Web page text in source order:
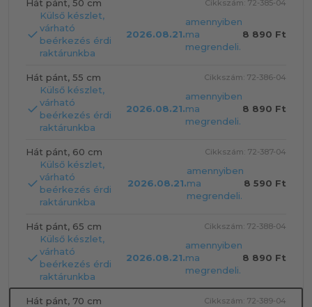
Hát pánt, 50 cm Cikkszám: 72-385-04
Külső készlet,
várható
beérkezés érdi
raktárunkba
2026.08.21.
amennyiben
ma
megrendeli.
8 890 Ft
Hát pánt, 55 cm Cikkszám: 72-386-04
Külső készlet,
várható
beérkezés érdi
raktárunkba
2026.08.21.
amennyiben
ma
megrendeli.
8 890 Ft
Hát pánt, 60 cm Cikkszám: 72-387-04
Külső készlet,
várható
beérkezés érdi
raktárunkba
2026.08.21.
amennyiben
ma
megrendeli.
8 590 Ft
Hát pánt, 65 cm Cikkszám: 72-388-04
Külső készlet,
várható
beérkezés érdi
raktárunkba
2026.08.21.
amennyiben
ma
megrendeli.
8 890 Ft
Hát pánt, 70 cm Cikkszám: 72-389-04